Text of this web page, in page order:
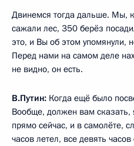
Двинемся тогда дальше. Мы,
сажали лес, 350 берёз
это, и Вы об этом упомянули,
Перед нами на самом деле
не видно, он есть.
В.Путин: Когда ещё было
Вообще, должен вам сказать,
прямо сейчас, и в самолёте,
часов летел, все девять